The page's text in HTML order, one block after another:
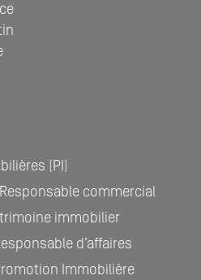
(PI)
commercial
immobilier
d’affaires
Immobilière